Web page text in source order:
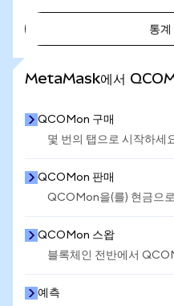
통계
MetaMask에서
QCOMon 구매
몇 번의 탭으로 시작하세
QCOMon 판매
QCOMon을(를) 현금으
QCOMon 스왑
블록체인 전반에서
예측